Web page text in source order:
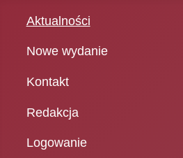
Aktualności
Nowe wydanie
Kontakt
Redakcja
Logowanie